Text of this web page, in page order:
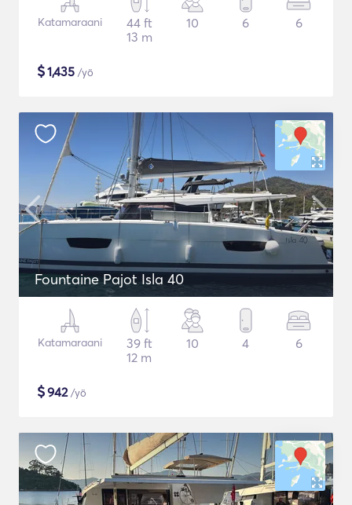
Katamaraani
44 ft
13 m
10 6 6
$1,435 /yö
Fountaine Pajot Isla 40
Katamaraani
39 ft
12 m
10 4 6
$942/yö